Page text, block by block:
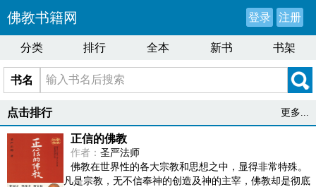
佛教书籍网 登录 注册
分类 排行 全本 新书 书架
书名
点击排行 更多...
正信的佛教
作者： 圣严法师
佛教在世界性的各大宗教和思想之中，显得非常特殊。
凡是宗教，无不信奉神的创造及神的主宰，佛教却是彻底